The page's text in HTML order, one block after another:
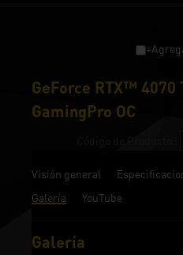
GeForce RTX™ 4070
GamingPro OC
Visión general
Galería
YouTube
Galería